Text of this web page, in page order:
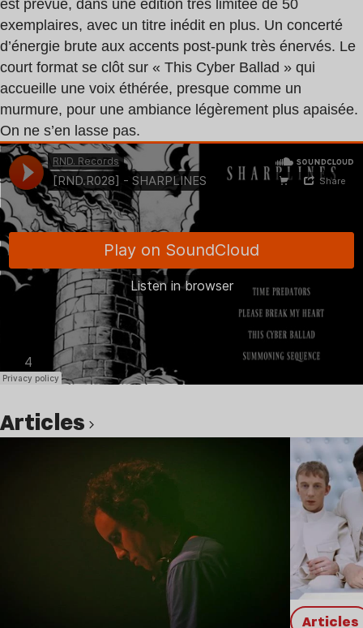
est prévue, dans une édition très limitée de 50
exemplaires, avec un titre inédit en plus. Un concerté
d’énergie brute aux accents post-punk très énervés. Le
court format se clôt sur « This Cyber Ballad » qui
accueille une voix éthérée, presque comme un
murmure, pour une ambiance légèrement plus apaisée.
On ne s’en lasse pas.
Articles
Articles